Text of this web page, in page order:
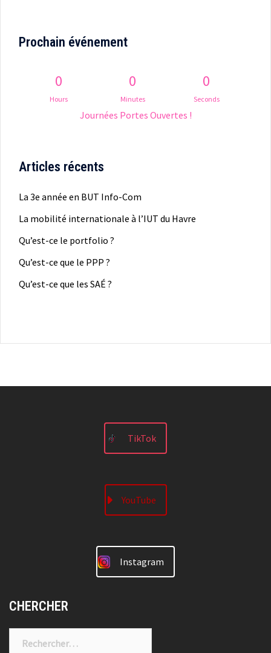
Prochain événement
0
Hours
0
Minutes
0
Seconds
Journées Portes Ouvertes !
Articles récents
La 3e année en BUT Info-Com
La mobilité internationale à l’IUT du Havre
Qu’est-ce le portfolio ?
Qu’est-ce que le PPP ?
Qu’est-ce que les SAÉ ?
TikTok
YouTube
Instagram
CHERCHER